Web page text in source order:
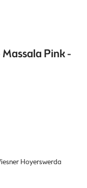
Pink -
Hoyerswerda